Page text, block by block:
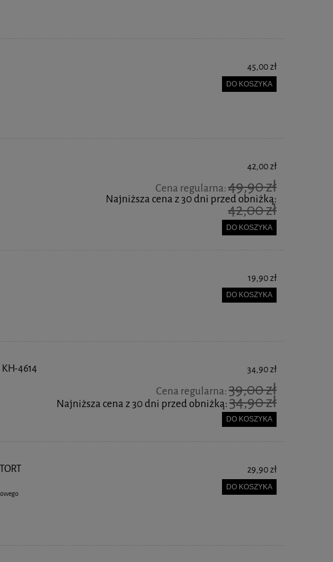
45,00 zł
DO KOSZYKA
42,00 zł
Cena regularna:49,90 zł
Najniższa cena z 30 dni przed obniżką:
42,00 zł
DO KOSZYKA
19,90 zł
DO KOSZYKA
4614 34,90 zł
Cena regularna:39,00 zł
Najniższa cena z 30 dni przed obniżką:34,90 zł
DO KOSZYKA
29,90 zł
DO KOSZYKA